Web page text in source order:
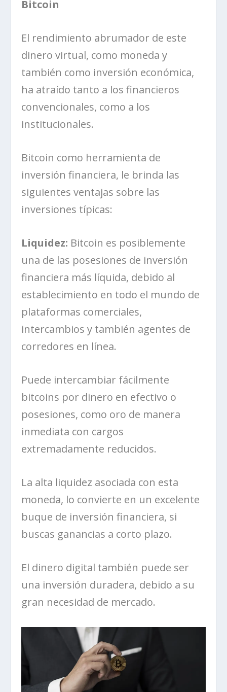
Bitcoin
El rendimiento abrumador de este
dinero virtual, como moneda y
también como inversión económica,
ha atraído tanto a los financieros
convencionales, como a los
institucionales.
Bitcoin como herramienta de
inversión financiera, le brinda las
siguientes ventajas sobre las
inversiones típicas:
Liquidez: Bitcoin es posiblemente
una de las posesiones de inversión
financiera más líquida, debido al
establecimiento en todo el mundo de
plataformas comerciales,
intercambios y también agentes de
corredores en línea.
Puede intercambiar fácilmente
bitcoins por dinero en efectivo o
posesiones, como oro de manera
inmediata con cargos
extremadamente reducidos.
La alta liquidez asociada con esta
moneda, lo convierte en un excelente
buque de inversión financiera, si
buscas ganancias a corto plazo.
El dinero digital también puede ser
una inversión duradera, debido a su
gran necesidad de mercado.